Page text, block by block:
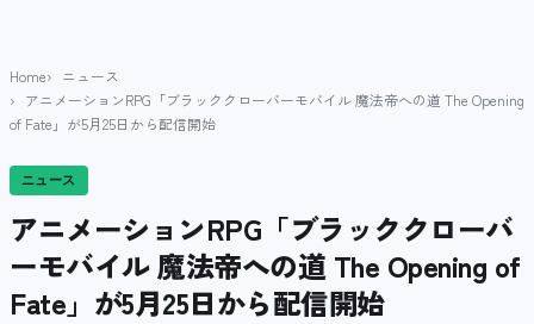
Home
ニュース
アニメーションRPG「ブラッククローバーモバイル 魔法帝への道 The Opening
of Fate」が5月25日から配信開始
ニュース
アニメーションRPG「ブラッククローバ
ーモバイル 魔法帝への道 The Opening of
Fate」が5月25日から配信開始